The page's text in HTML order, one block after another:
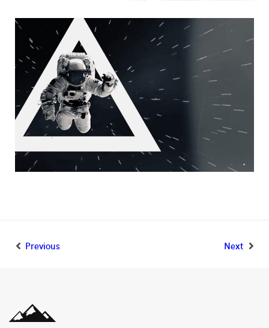
Previous Next